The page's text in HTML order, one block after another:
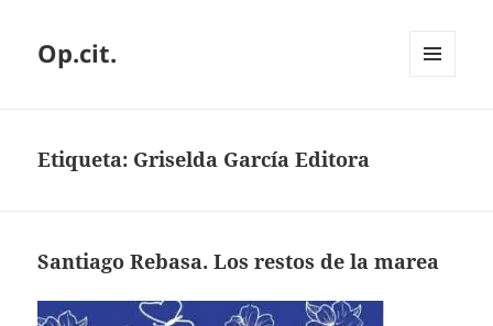
Op.cit.
Etiqueta: Griselda García Editora
Santiago Rebasa. Los restos de la marea